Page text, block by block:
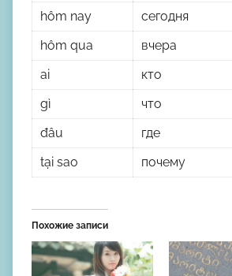
hôm nay
сегодня
hôm qua
вчера
ai
кто
gì
что
đâu
где
tại sao
почему
Похожие записи